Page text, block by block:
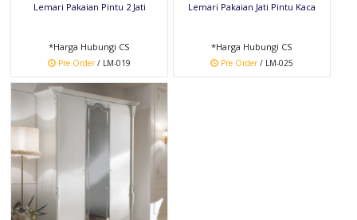
Lemari Pakaian Pintu 2 Jati
*Harga Hubungi CS
Pre Order/ LM-019
Lemari Pakaian Jati Pintu Kaca
*Harga Hubungi CS
Pre Order/ LM-025